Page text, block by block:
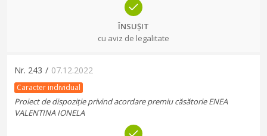
ÎNSUȘIT
cu aviz de legalitate
Nr. 243 / 07.12.2022
Caracter individual
Proiect de dispoziție privind acordare premiu căsătorie ENEA
VALENTINA IONELA